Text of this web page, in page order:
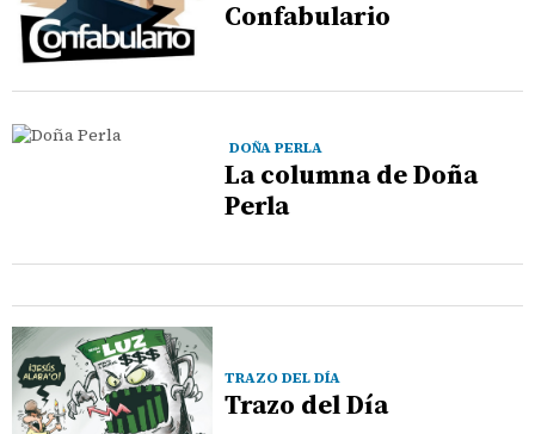
Confabulario
DOÑA PERLA
La columna de Doña
Perla
TRAZO DEL DÍA
Trazo del Día